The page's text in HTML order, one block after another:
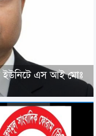
ইউনিটে এস আই মোঃ